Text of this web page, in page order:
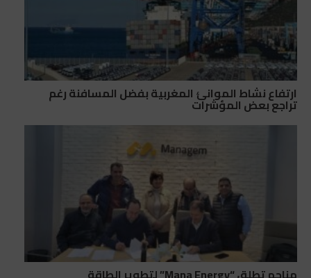
ارتفاع نشاط الموانئ المغربية بفضل المسافنة رغم
تراجع بعض المؤشرات